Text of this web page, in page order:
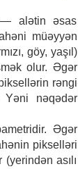
— alətin əsas
müəyyən
göy, yaşıl)
olur. Əgər
rəngi
nəqədər
Əgər
pikselləri
asılı